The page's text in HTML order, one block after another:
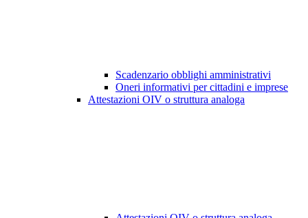
Scadenzario obblighi amministrativi
Oneri informativi per cittadini e imprese
Attestazioni OIV o struttura analoga